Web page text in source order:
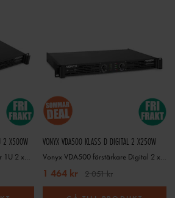
2 X500W
Vonyx VDA1000 PA Amplifier 1U 2 x500W
VONYX VDA500 KLASS D DIGITAL 2 X250W
Vonyx VDA500 förstärkare Digital 2 x250w
1 464 kr 2 051 kr